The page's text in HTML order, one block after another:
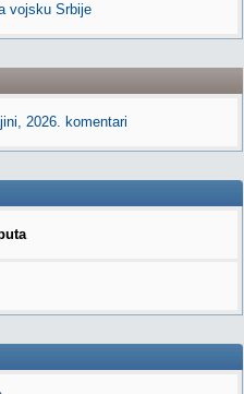
vojsku Srbije
2026. komentari